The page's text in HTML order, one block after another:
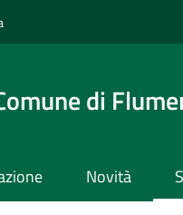
di
Novità